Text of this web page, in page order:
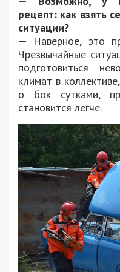
рецепт: как взять
ситуации?
— Наверное, это
Чрезвычайные
подготовиться
климат в
о бок сутками,
становится легче.